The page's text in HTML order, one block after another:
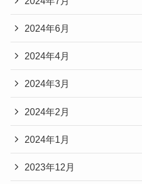
2024年6月
2024年4月
2024年3月
2024年2月
2024年1月
2023年12月